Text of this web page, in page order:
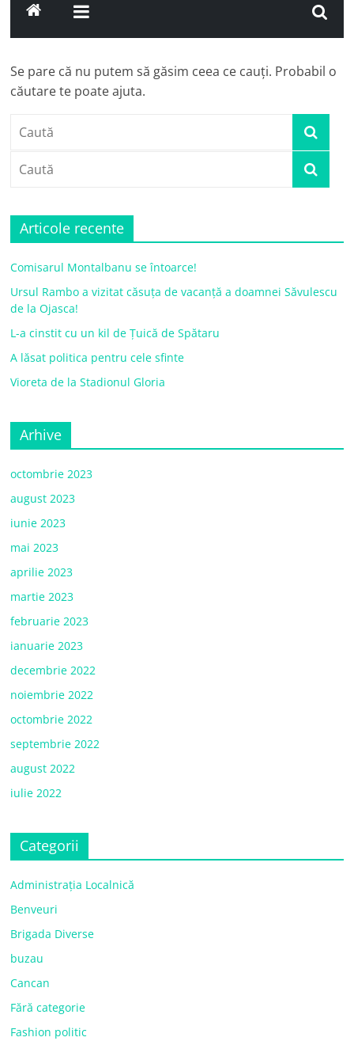
Se pare că nu putem să găsim ceea ce cauți. Probabil o
căutare te poate ajuta.
Articole recente
Comisarul Montalbanu se întoarce!
Ursul Rambo a vizitat căsuța de vacanță a doamnei Săvulescu
de la Ojasca!
L-a cinstit cu un kil de Țuică de Spătaru
A lăsat politica pentru cele sfinte
Vioreta de la Stadionul Gloria
Arhive
octombrie 2023
august 2023
iunie 2023
mai 2023
aprilie 2023
martie 2023
februarie 2023
ianuarie 2023
decembrie 2022
noiembrie 2022
octombrie 2022
septembrie 2022
august 2022
iulie 2022
Categorii
Administrația Localnică
Benveuri
Brigada Diverse
buzau
Cancan
Fără categorie
Fashion politic